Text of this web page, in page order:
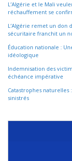
L’Algérie et le Mali
réchauffement se
L’Algérie remet un don
sécuritaire franchit un
Éducation nationale :
idéologique
Indemnisation des
échéance impérative
Catastrophes naturelles
sinistrés